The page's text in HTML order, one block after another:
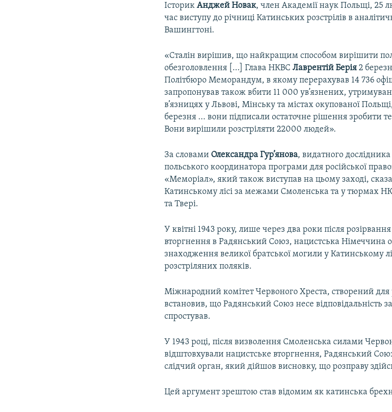
ІсторикАнджей Новак, член Академії наук Польщі, 25
час виступу до річниці Катинських розстрілів в
Вашингтоні.
«Сталін вирішив, що найкращим способом вирішити
обезголовлення [...] Глава НКВСЛаврентійБерія 2
Політбюро Меморандум, в якому перерахував 14 736
запропонував також вбити 11 000 ув’язнених,
в’язницях у Львові, Мінську та містах окупованої
березня ... вони підписали остаточне рішення зробити
Вони вирішили розстріляти 22000 людей».
За словами ОлександраГур’янова, видатного
польського координатора програми для російської
«Меморіал», який також виступав на цьому заході,
Катинському лісі за межами Смоленська та у тюрмах
та Твері.
У квітні 1943 року, лише через два роки після
вторгнення в Радянський Союз, нацистська Німеччина
знаходження великої братської могили у Катинському
розстріляних поляків.
Міжнародний комітет Червоного Хреста, створений для
встановив, що Радянський Союз несе відповідальність
спростував.
У 1943 році, після визволення Смоленська силами
відштовхували нацистське вторгнення, Радянський
слідчий орган, який дійшов висновку, що розправу
Цей аргумент зрештою став відомим як катинська